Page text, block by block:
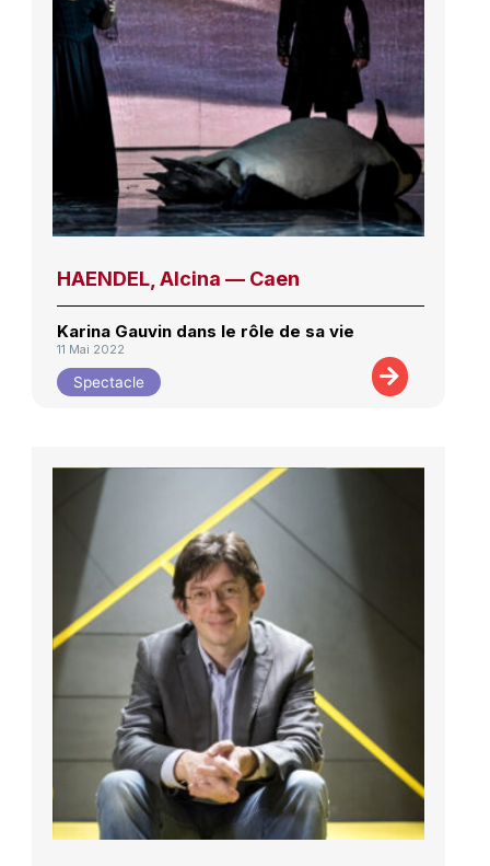
HAENDEL, Alcina — Caen
Karina Gauvin dans le rôle de sa vie
11 Mai 2022
Spectacle